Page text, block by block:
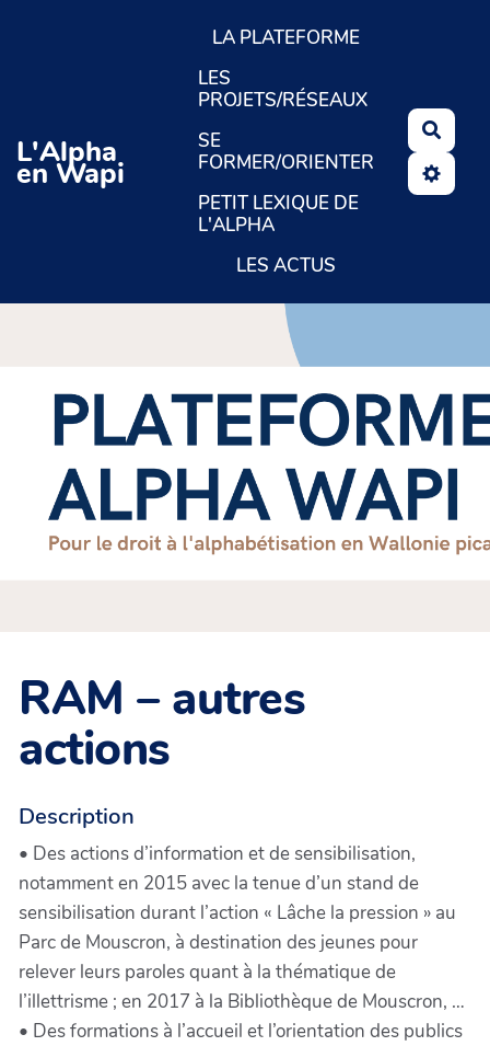
Aller au contenu principal
L'Alpha
en Wapi
LA PLATEFORME
LES
PROJETS/RÉSEAUX
SE
FORMER/ORIENTER
PETIT LEXIQUE DE
L'ALPHA
LES ACTUS
RAM – autres
actions
Description
• Des actions d’information et de sensibilisation,
notamment en 2015 avec la tenue d’un stand de
sensibilisation durant l’action « Lâche la pression » au
Parc de Mouscron, à destination des jeunes pour
relever leurs paroles quant à la thématique de
l’illettrisme ; en 2017 à la Bibliothèque de Mouscron, …
• Des formations à l’accueil et l’orientation des publics